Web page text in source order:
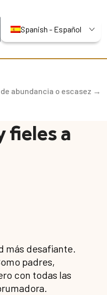
Spanish - Español
abundancia o escasez →
fieles a
más desafiante.
padres,
con todas las